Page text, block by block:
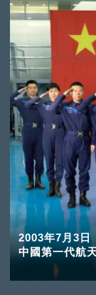
2003年7月3日
中國第一代航